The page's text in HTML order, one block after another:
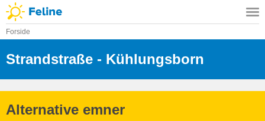
Forside
Strandstraße
- 18225
- Kühlungsborn
Alternative emner